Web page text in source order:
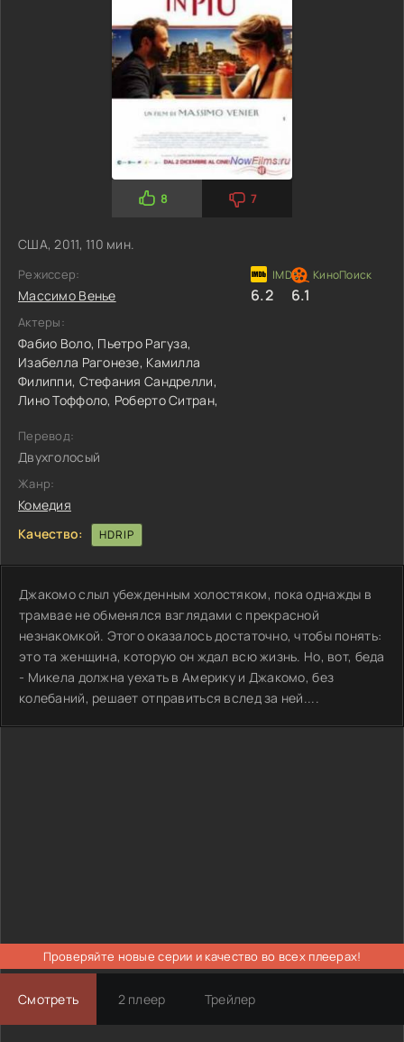
8 7
США, 2011, 110 мин.
Режиссер:
Массимо Венье
Актеры:
Фабио Воло, Пьетро Рагуза,
Изабелла Рагонезе, Камилла
Филиппи, Стефания Сандрелли,
Лино Тоффоло, Роберто Ситран,
6.2 6.1
Перевод:
Двухголосый
Жанр:
Комедия
Качество:
HDRIP
Джакомо слыл убежденным холостяком, пока однажды в
трамвае не обменялся взглядами с прекрасной
незнакомкой. Этого оказалось достаточно, чтобы понять:
это та женщина, которую он ждал всю жизнь. Но, вот, беда
- Микела должна уехать в Америку и Джакомо, без
колебаний, решает отправиться вслед за ней....
Проверяйте новые серии и качество во всех плеерах!
Смотреть 2 плеер Трейлер